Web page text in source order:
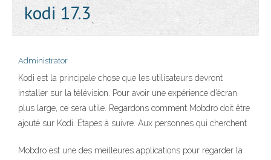
kodi 17.3
Administrator
Kodi est la principale chose que les utilisateurs devront
installer sur la télévision. Pour avoir une expérience d’écran
plus large, ce sera utile. Regardons comment Mobdro doit être
ajouté sur Kodi. Étapes à suivre. Aux personnes qui cherchent
Mobdro est une des meilleures applications pour regarder la